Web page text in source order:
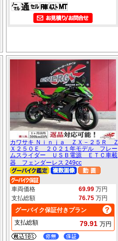
カワサキ Ｎｉｎｊａ ＺＸ－２５Ｒ Ｚ
Ｘ２５０Ｅ ２０２１年モデル フレー
ムスライダー ＵＳＢ電源 ＥＴＣ車載
器 フェンダーレス 249cc
車両価格 69.99 万円
支払総額
76.75 万円
グーバイク保証付きプラン
支払総額
79.91 万円